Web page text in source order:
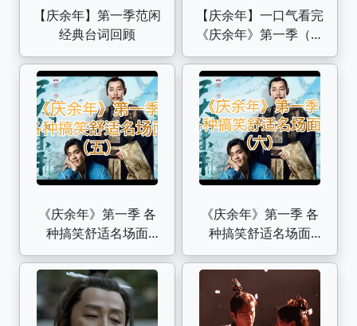
【庆余年】第一季范闲
经典台词回顾
【庆余年】一口气看完
《庆余年》第一季（已
完结）：庆余年是穿越
还是科幻？
《庆余年》第一季 各
种搞笑舒适名场面
（五）
《庆余年》第一季 各
种搞笑舒适名场面
（六）